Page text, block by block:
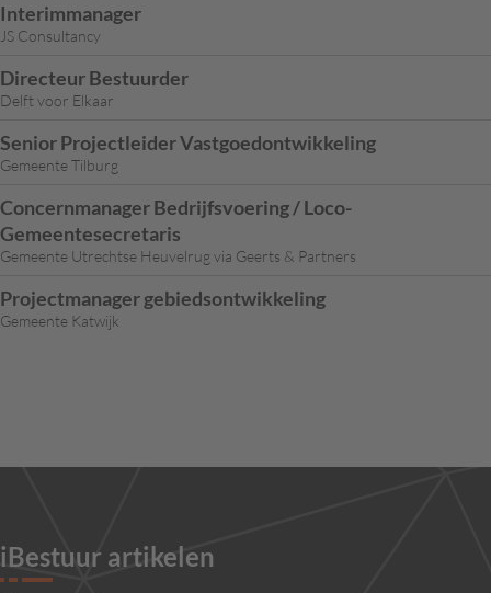
Interimmanager
JS Consultancy
Directeur Bestuurder
Delft voor Elkaar
Senior Projectleider Vastgoedontwikkeling
Gemeente Tilburg
Concernmanager Bedrijfsvoering / Loco-
Gemeentesecretaris
Gemeente Utrechtse Heuvelrug via Geerts & Partners
Projectmanager gebiedsontwikkeling
Gemeente Katwijk
iBestuur artikelen